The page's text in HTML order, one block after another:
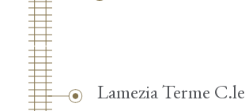
Lamezia Terme C.le